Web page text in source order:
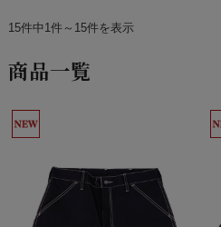
15件中1件～15件を表示
商品一覧